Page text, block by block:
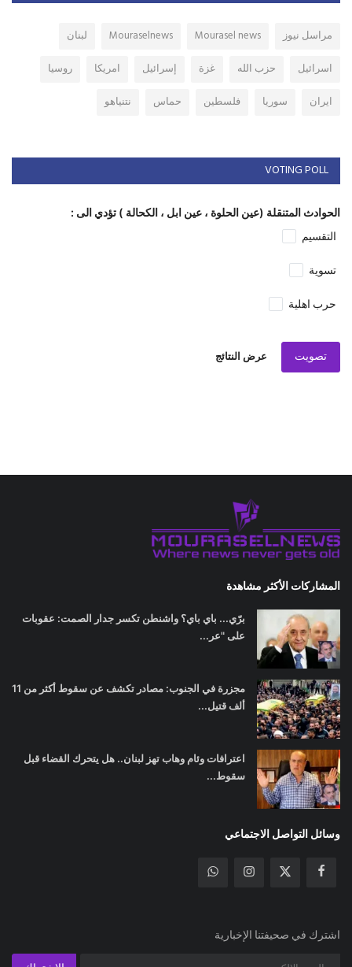
مراسل نيوز Mourasel news
Mouraselnews
لبنان
اسرائيل
حزب الله غزة إسرائيل امريكا
روسيا
ايران
سوريا فلسطين حماس نتنياهو
VOTING POLL
الحوادث المتنقلة (عين الحلوة ، عين ابل ، الكحالة ) تؤدي الى :
التقسيم
تسوية
حرب اهلية
تصويت عرض النتائج
المشاركات الأكثر مشاهدة
برّي... باي باي؟ واشنطن تكسر جدار الصمت: عقوبات
على "عر...
مجزرة في الجنوب: مصادر تكشف عن سقوط أكثر من 11
ألف قتيل...
اعترافات وئام وهاب تهز لبنان.. هل يتحرك القضاء قبل
سقوط...
وسائل التواصل الاجتماعي
اشترك في صحيفتنا الإخبارية